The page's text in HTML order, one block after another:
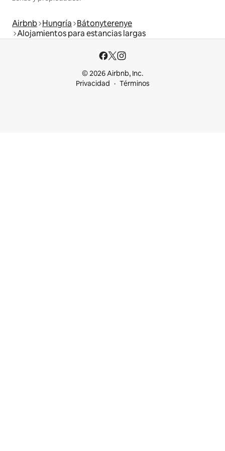
Airbnb Hungría Bátonyterenye
Alojamientos para estancias largas
© 2026 Airbnb, Inc.
Privacidad
Términos